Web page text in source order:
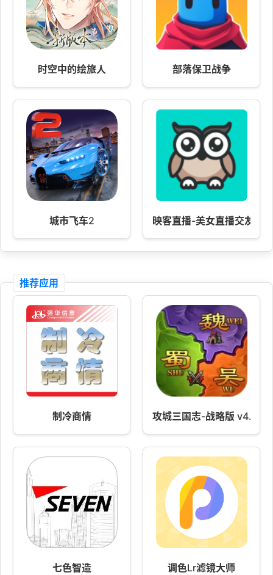
时空中的绘旅人 部落保卫战争
城市飞车2 映客直播-美女直播交友社
推荐应用
制冷商情 攻城三国志-战略版
七色智造 调色Lr滤镜大师